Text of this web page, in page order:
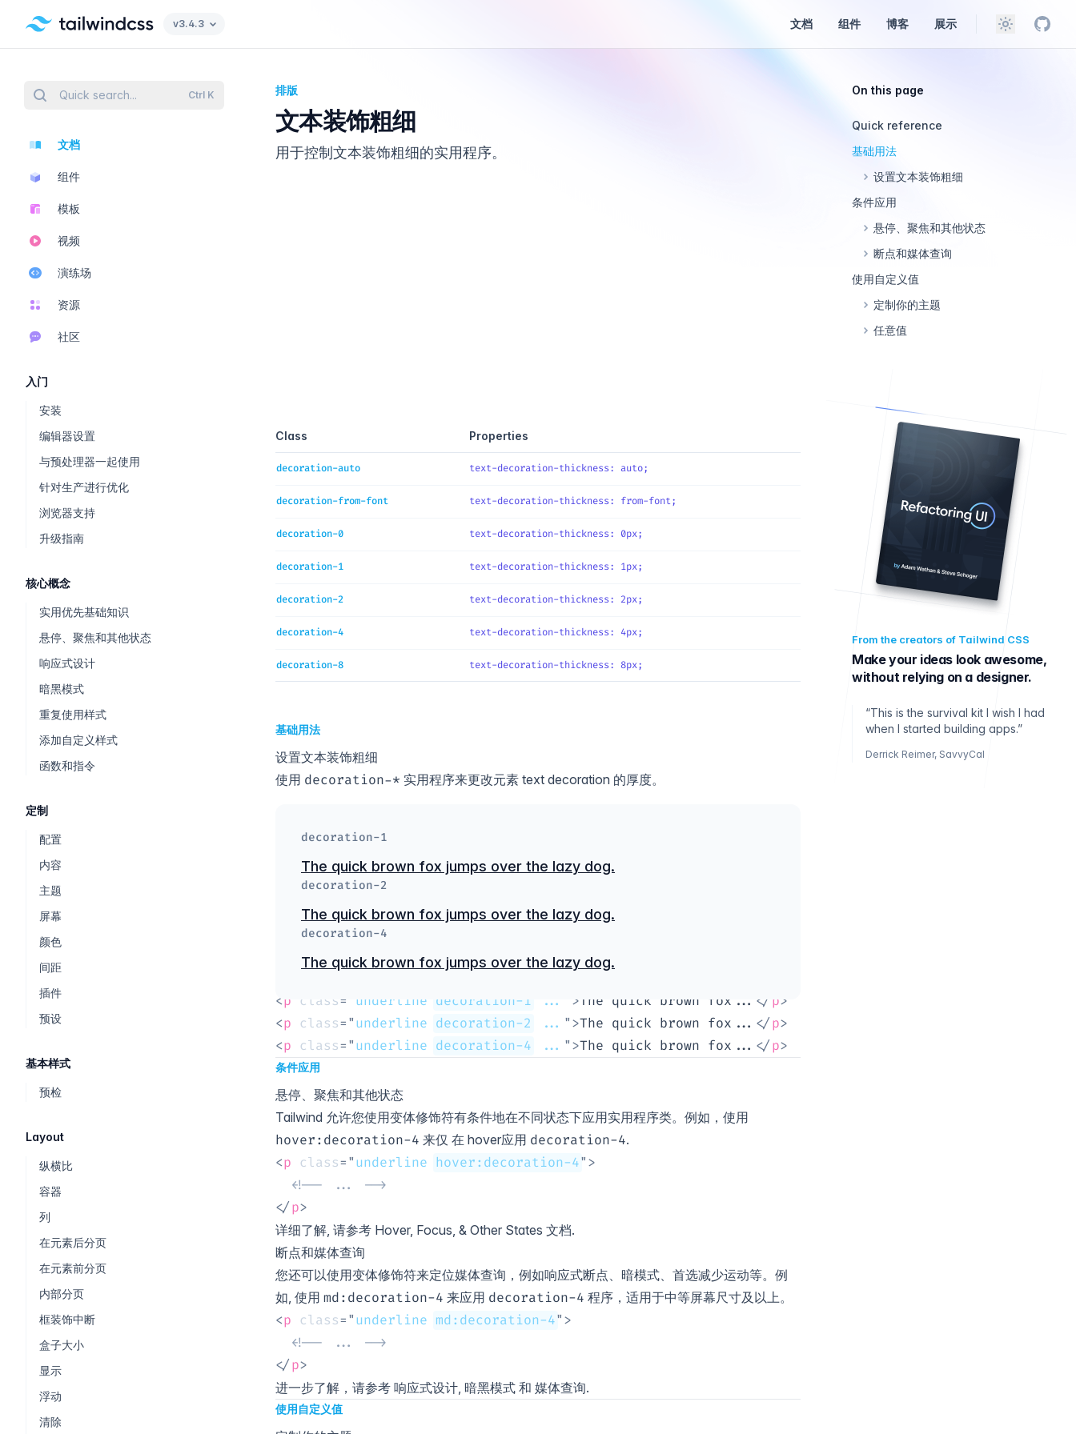
Tailwind CSS home page v3.4.3 文档 组件 博客 展示
Theme
Quick search... Ctrl K
文档
组件
模板
视频
演练场
资源
社区
入门
安装
编辑器设置
与预处理器一起使用
针对生产进行优化
浏览器支持
升级指南
核心概念
实用优先基础知识
悬停、聚焦和其他状态
响应式设计
暗黑模式
重复使用样式
添加自定义样式
函数和指令
定制
配置
内容
主题
屏幕
颜色
间距
插件
预设
基本样式
预检
Layout
纵横比
容器
列
在元素后分页
在元素前分页
内部分页
框装饰中断
盒子大小
显示
浮动
清除
排版
文本装饰粗细
用于控制文本装饰粗细的实用程序。
Quick reference
Class Properties
decoration-auto text-decoration-thickness : auto;
decoration-from-font text-decoration-thickness : from-font;
decoration-0 text-decoration-thickness : 0px;
decoration-1 text-decoration-thickness : 1px;
decoration-2 text-decoration-thickness : 2px;
decoration-4 text-decoration-thickness : 4px;
decoration-8 text-decoration-thickness : 8px;
基础用法
设置文本装饰粗细
使用 decoration-* 实用程序来更改元素 text decoration 的厚度。
decoration-1
The quick brown fox jumps over the lazy dog.
decoration-2
The quick brown fox jumps over the lazy dog.
decoration-4
The quick brown fox jumps over the lazy dog.
<p class= underline decoration-1 ... > The quick brown fox... </ p>
<p class= " underline decoration-2 ... " >The quick brown fox... </ p>
<p class= " underline decoration-4 ... " >The quick brown fox... </ p>
条件应用
悬停、聚焦和其他状态
Tailwind 允许您使用变体修饰符有条件地在不同状态下应用实用程序类。例如，使用
hover : decoration-4 来仅 在 hover应用 decoration-4.
<p class= " underline hover:decoration-4" >
<!-- ... -->
</ p>
详细了解, 请参考 Hover, Focus, & Other States 文档.
断点和媒体查询
您还可以使用变体修饰符来定位媒体查询，例如响应式断点、暗模式、首选减少运动等。例
如, 使用 md: decoration-4 来应用 decoration-4 程序，适用于中等屏幕尺寸及以上。
<p class= " underline md:decoration-4" >
<!-- ... -->
</ p>
进一步了解，请参考 响应式设计, 暗黑模式 和 媒体查询.
使用自定义值
On this page
Quick reference
基础用法
设置文本装饰粗细
条件应用
悬停、聚焦和其他状态
断点和媒体查询
使用自定义值
定制你的主题
任意值
From the creators of Tailwind CSS
Make your ideas look awesome,
without relying on a designer.
“This is the survival kit I wish I had
when I started building apps.”
Derrick Reimer, SavvyCal